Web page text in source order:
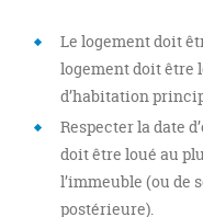
Le logement doit
logement doit être
d’habitation
Respecter la date
doit être loué au
l’immeuble (ou de
postérieure).